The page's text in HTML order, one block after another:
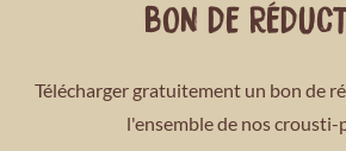
BON DE
Télécharger gratuitement un bon de
l'ensemble de nos